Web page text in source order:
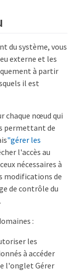
du système, vous
externe et les
à partir
il est
chaque nœud qui
permettant de
"gérer les
l'accès au
nécessaires à
modifications de
de contrôle du
:
les
à accéder
l'onglet Gérer